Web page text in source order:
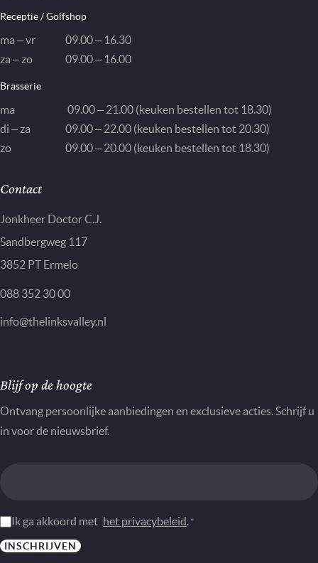
Receptie / Golfshop
ma – vr
09.00 – 16.30
za – zo
09.00 – 16.00
Brasserie
ma
09.00 – 21.00 (keuken bestellen tot 18.30)
di – za
09.00 – 22.00 (keuken bestellen tot 20.30)
zo
09.00 – 20.00 (keuken bestellen tot 18.30)
Contact
Jonkheer Doctor C.J.
Sandbergweg 117
3852 PT Ermelo
088 352 30 00
info@thelinksvalley.nl
Nieuwsbrief
Blijf op de hoogte
Ontvang persoonlijke aanbiedingen en exclusieve acties. Schrijf u
in voor de nieuwsbrief.
Instemming
*
Ik ga akkoord met het privacybeleid. *
INSCHRIJVEN